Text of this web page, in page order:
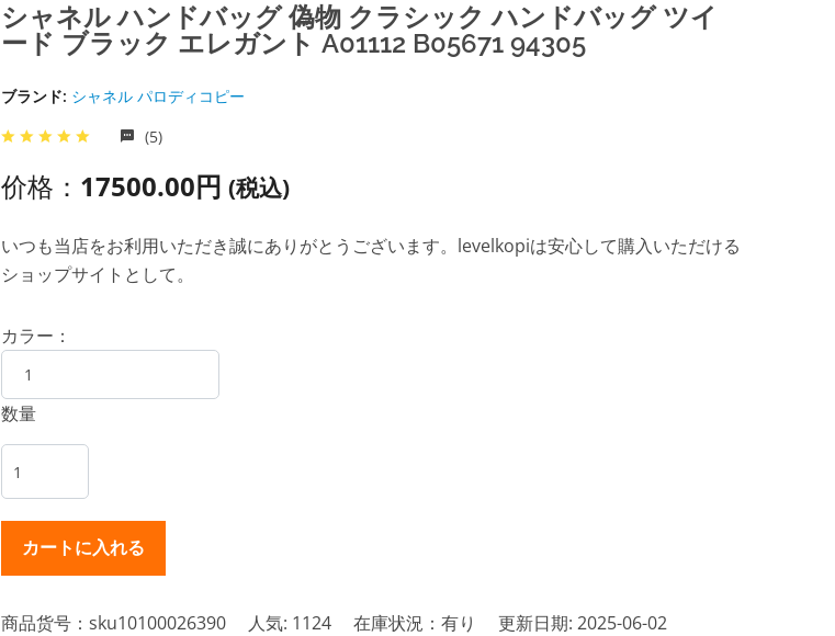
シャネル ハンドバッグ 偽物 クラシック ハンドバッグ ツイ
ード ブラック エレガント A01112 B05671 94305
ブランド: シャネル パロディコピー
(5)
价格： 17500.00円 (税込)
いつも当店をお利用いただき誠にありがとうございます。levelkopiは安心して購入いただける
ショップサイトとして。
カラー：
数量
商品货号：sku10100026390 人気: 1124 在庫状況：有り 更新日期: 2025-06-02